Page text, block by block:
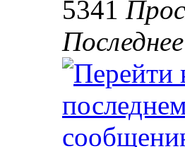
5341